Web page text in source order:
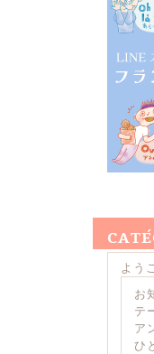
よう
お
テ
ア
ひ